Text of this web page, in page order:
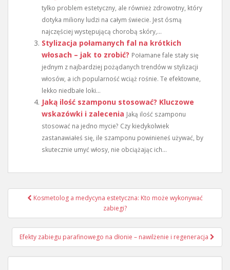
tylko problem estetyczny, ale również zdrowotny, który
dotyka miliony ludzi na całym świecie. Jest ósmą
najczęściej występującą chorobą skóry,...
Stylizacja połamanych fal na krótkich
włosach – jak to zrobić? Połamane fale stały się
jednym z najbardziej pożądanych trendów w stylizacji
włosów, a ich popularność wciąż rośnie. Te efektowne,
lekko niedbałe loki...
Jaką ilość szamponu stosować? Kluczowe
wskazówki i zalecenia Jaką ilość szamponu
stosować na jedno mycie? Czy kiedykolwiek
zastanawiałeś się, ile szamponu powinieneś używać, by
skutecznie umyć włosy, nie obciążając ich...
Nawigacja
Kosmetolog a medycyna estetyczna: Kto może wykonywać
zabiegi?
Efekty zabiegu parafinowego na dłonie – nawilżenie i regeneracja